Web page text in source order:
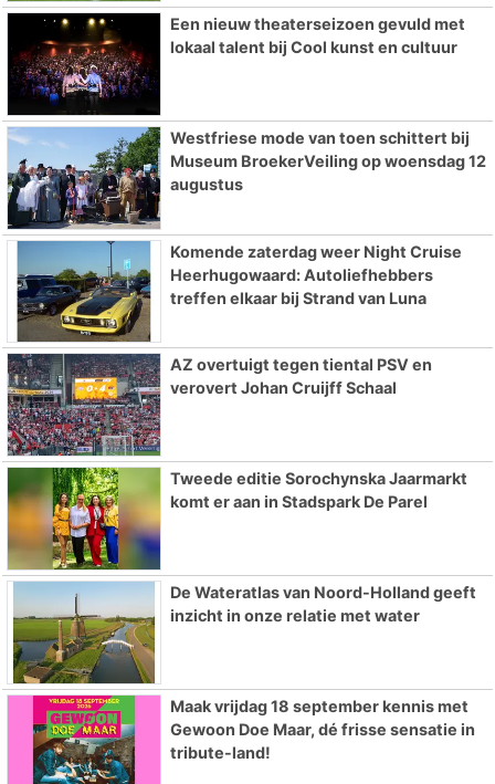
Een nieuw theaterseizoen gevuld met
lokaal talent bij Cool kunst en cultuur
Westfriese mode van toen schittert bij
Museum BroekerVeiling op woensdag 12
augustus
Komende zaterdag weer Night Cruise
Heerhugowaard: Autoliefhebbers
treffen elkaar bij Strand van Luna
AZ overtuigt tegen tiental PSV en
verovert Johan Cruijff Schaal
Tweede editie Sorochynska Jaarmarkt
komt er aan in Stadspark De Parel
De Wateratlas van Noord-Holland geeft
inzicht in onze relatie met water
Maak vrijdag 18 september kennis met
Gewoon Doe Maar, dé frisse sensatie in
tribute-land!